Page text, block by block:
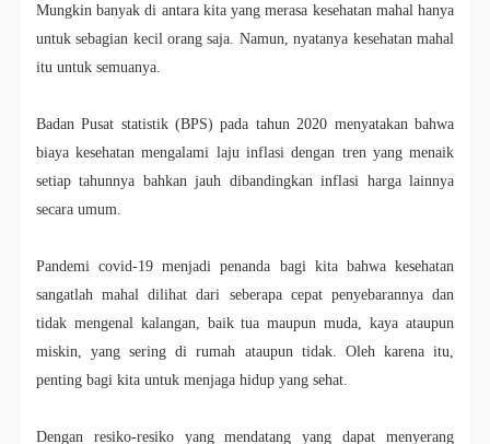
Mungkin banyak di antara kita yang merasa kesehatan mahal hanya
untuk sebagian kecil orang saja. Namun, nyatanya kesehatan mahal
itu untuk semuanya.
Badan Pusat statistik (BPS) pada tahun 2020 menyatakan bahwa
biaya kesehatan mengalami laju inflasi dengan tren yang menaik
setiap tahunnya bahkan jauh dibandingkan inflasi harga lainnya
secara umum.
Pandemi covid-19 menjadi penanda bagi kita bahwa kesehatan
sangatlah mahal dilihat dari seberapa cepat penyebarannya dan
tidak mengenal kalangan, baik tua maupun muda, kaya ataupun
miskin, yang sering di rumah ataupun tidak. Oleh karena itu,
penting bagi kita untuk menjaga hidup yang sehat.
Dengan resiko-resiko yang mendatang yang dapat menyerang